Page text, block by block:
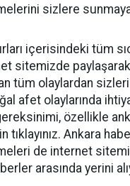
sizlere
içerisindeki tüm
sitemizde
tüm olaylardan
afet olaylarında
özellikle
tıklayınız. Ankara
de internet
arasında yerini